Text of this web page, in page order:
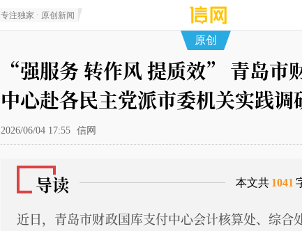
专注独家 · 原创新闻
原创
“强服务 转作风 提质效” 青岛市
中心赴各民主党派市委机关实践调
2026/06/04 17:55 信网
导读 本文共 1041
近日，青岛市财政国库支付中心会计核算处、综合